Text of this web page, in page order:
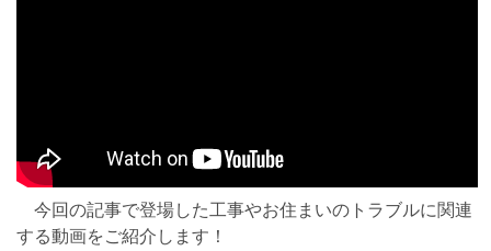
今回の記事で登場した工事やお住まいのトラブルに関連
する動画をご紹介します！